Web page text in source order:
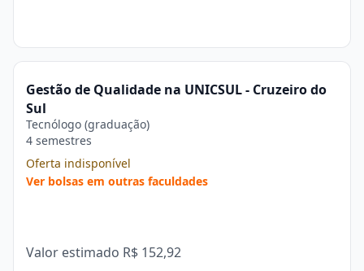
Gestão de Qualidade na UNICSUL - Cruzeiro do
Sul
Tecnólogo (graduação)
4 semestres
Oferta indisponível
Ver bolsas em outras faculdades
Valor estimado R$ 152,92